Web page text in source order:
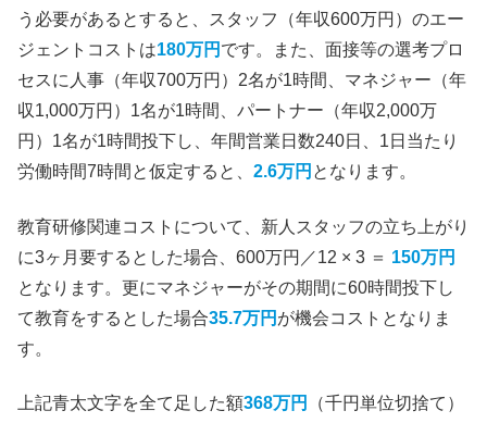
う必要があるとすると、スタッフ（年収600万円）のエー
ジェントコストは180万円 です。また、面接等の選考プロ
セスに人事（年収700万円）2名が1時間、マネジャー（年
収1,000万円）1名が1時間、パートナー（年収2,000万
円）1名が1時間投下し、年間営業日数240日、1日当たり
労働時間7時間と仮定すると、 2.6万円 となります。
教育研修関連コストについて、新人スタッフの立ち上がり
に3ヶ月要するとした場合、600万円／12 × 3 ＝ 150万円
となります。更にマネジャーがその期間に60時間投下し
て教育をするとした場合35.7万円 が機会コストとなりま
す。
上記青太文字を全て足した額368万円
（千円単位切捨て）